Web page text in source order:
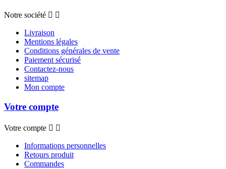
Notre société  
Livraison
Mentions légales
Conditions générales de vente
Paiement sécurisé
Contactez-nous
sitemap
Mon compte
Votre compte
Votre compte  
Informations personnelles
Retours produit
Commandes